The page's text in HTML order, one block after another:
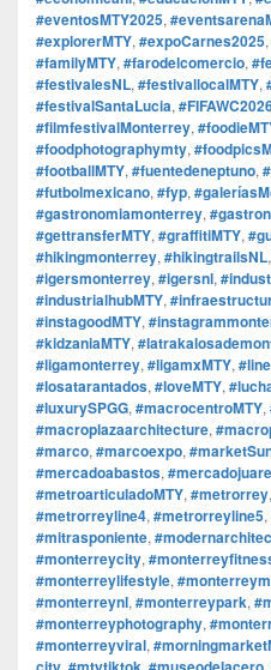
#eventosMTY2025,
#explorerMTY, #expoCarnes2025,
#familyMTY, #farodelcomercio,
#festivalesNL, #festivallocalMTY,
#festivalSantaLucia,
#filmfestivalMonterrey,
#foodphotographymty,
#footballMTY, #fuentedeneptuno,
#futbolmexicano, #fyp,
#gastronomiamonterrey,
#gettransferMTY, #graffitiMTY,
#hikingmonterrey, #hikingtrailsNL,
#igersmonterrey, #igersnl,
#industrialhubMTY,
#instagoodMTY,
#kidzaniaMTY,
#ligamonterrey, #ligamxMTY,
#losatarantados, #loveMTY,
#luxurySPGG, #macrocentroMTY,
#macroplazaarchitecture,
#marco, #marcoexpo,
#mercadoabastos,
#metroarticuladoMTY, #metrorrey,
#metrorreyline4, #metrorreyline5,
#mitrasponiente,
#monterreycity,
#monterreylifestyle,
#monterreynl, #monterreypark,
#monterreyphotography,
#monterreyviral,